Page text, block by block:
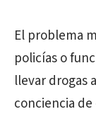
El problema
policías o
llevar drogas
conciencia